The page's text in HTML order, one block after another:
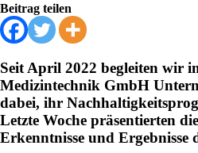
Beitrag teilen
Seit April 2022 begleiten wir
Medizintechnik GmbH
dabei, ihr
Letzte Woche präsentierten
Erkenntnisse und Ergebnisse